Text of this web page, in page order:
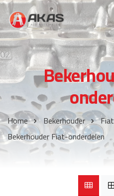
Home Bekerhouder
Fiat
Bekerhouder Fiat-onderdelen